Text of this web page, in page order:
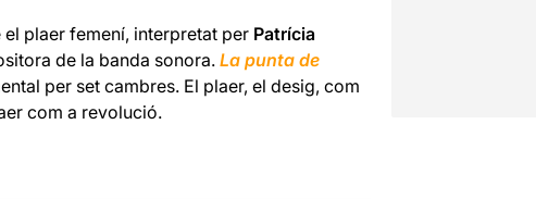
el plaer femení, interpretat perPatrícia
de la banda sonora. La punta de
per set cambres. El plaer, el desig, com
com a revolució.